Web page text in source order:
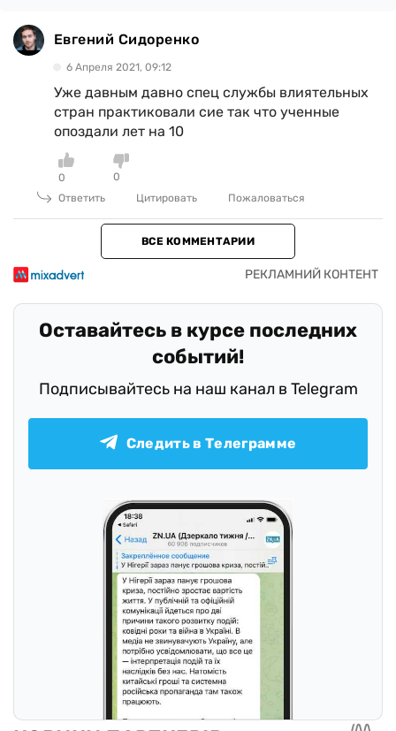
Евгений Сидоренко
6 Апреля 2021, 09:12
Уже давным давно спец службы влиятельных
стран практиковали сие так что ученные
опоздали лет на 10
0
0
Ответить
Цитировать Пожаловаться
ВСЕ КОММЕНТАРИИ
Оставайтесь в курсе последних
событий!
Подписывайтесь на наш канал в Telegram
Следить в Телеграмме